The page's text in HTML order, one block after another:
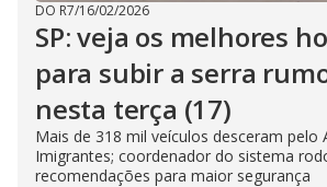
DO R7/16/02/2026
SP: veja os melhores
para subir a serra
nesta terça (17)
Mais de 318 mil veículos desceram pelo
Imigrantes; coordenador do sistema
recomendações para maior segurança